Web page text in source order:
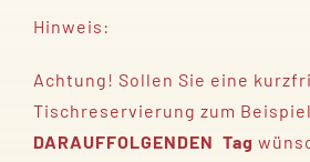
Hinweis:
Achtung! Sollen Sie eine
Tischreservierung zum
DARAUFFOLGENDEN Tag